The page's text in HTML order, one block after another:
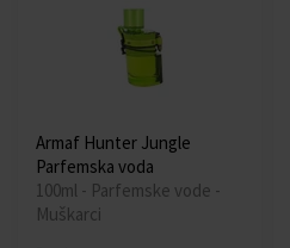
Armaf Hunter Jungle
Parfemska voda
100ml - Parfemske vode -
Muškarci